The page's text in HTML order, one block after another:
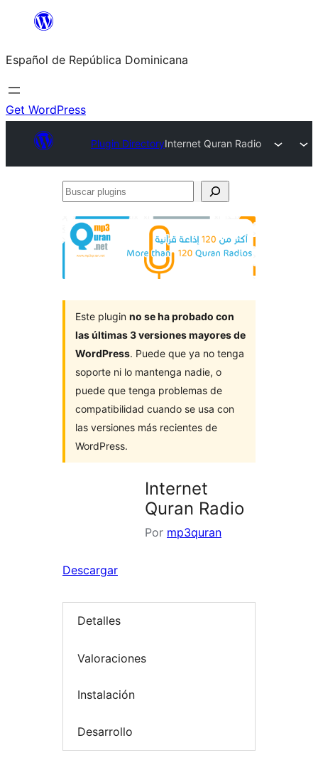
Saltar
contenido
Español de República Dominicana
Get WordPress
Plugin DirectoryInternet Quran Radio
Buscar
Este plugin no se ha probado con
las últimas 3 versiones mayores de
WordPress. Puede que ya no tenga
soporte ni lo mantenga nadie, o
puede que tenga problemas de
compatibilidad cuando se usa con
las versiones más recientes de
WordPress.
Internet
Quran Radio
Por mp3quran
Descargar
Detalles
Valoraciones
Instalación
Desarrollo